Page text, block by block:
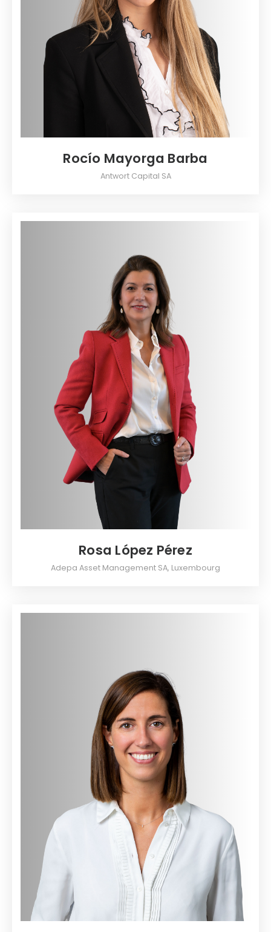
Rocío Mayorga Barba
Antwort Capital SA
Rosa López Pérez
Adepa Asset Management SA, Luxembourg